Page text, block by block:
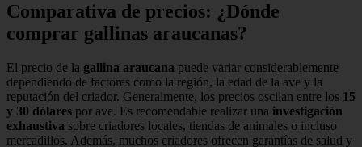
Comparativa de precios: ¿Dónde
comprar gallinas araucanas?
El precio de la gallina araucana puede variar considerablemente
dependiendo de factores como la región, la edad de la ave y la
reputación del criador. Generalmente, los precios oscilan entre los 15
y 30 dólares por ave. Es recomendable realizar una investigación
exhaustiva sobre criadores locales, tiendas de animales o incluso
mercadillos. Además, muchos criadores ofrecen garantías de salud y